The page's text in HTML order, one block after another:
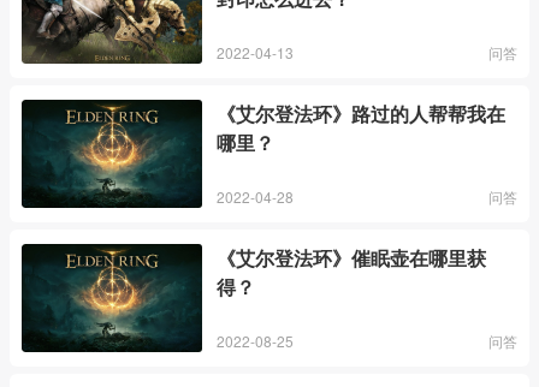
2022-04-13 问答
《艾尔登法环》路过的人帮帮我在
哪里？
2022-04-28 问答
《艾尔登法环》催眠壶在哪里获
得？
2022-08-25 问答